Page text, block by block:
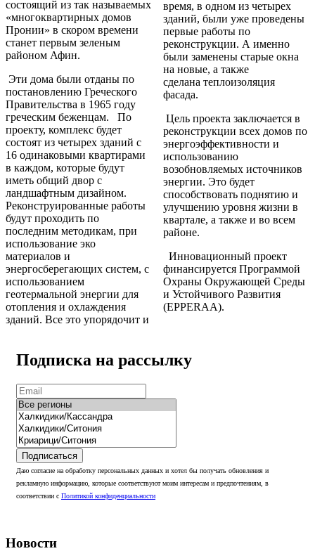
состоящий из так называемых
«многоквартирных домов
Пронии» в скором времени
станет первым зеленым
районом Афин.
Эти дома были отданы по
постановлению Греческого
Правительства в 1965 году
греческим беженцам. По
проекту, комплекс будет
состоят из четырех зданий с
16 одинаковыми квартирами
в каждом, которые будут
иметь общий двор с
ландшафтным дизайном.
Реконструированные работы
будут проходить по
последним методикам, при
использование эко
материалов и
энергосберегающих систем, с
использованием
геотермальной энергии для
отопления и охлаждения
зданий. Все это упорядочит и
время, в одном из четырех
зданий, были уже проведены
первые работы по
реконструкции. А именно
были заменены старые окна
на новые, а также
сделана теплоизоляция
фасада.
Цель проекта заключается в
реконструкции всех домов по
энергоэффективности и
использованию
возобновляемых источников
энергии. Это будет
способствовать поднятию и
улучшению уровня жизни в
квартале, а также и во всем
районе.
Инновационный проект
финансируется Программой
Охраны Окружающей Среды
и Устойчивого Развития
(EPPERAA).
Подписка на рассылку
Подписаться
Даю согласие на обработку персональных данных и хотел бы получать обновления и
рекламную информацию, которые соответствуют моим интересам и предпочтениям, в
соответствии с Политикой конфиденциальности
Новости